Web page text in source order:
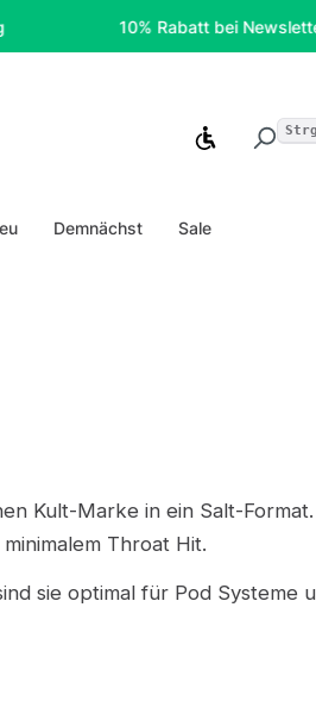
10% Rabatt bei Newsletter-
Demnächst Sale
Kult-Marke in ein Salt-
Throat Hit.
sie optimal für Pod Systeme